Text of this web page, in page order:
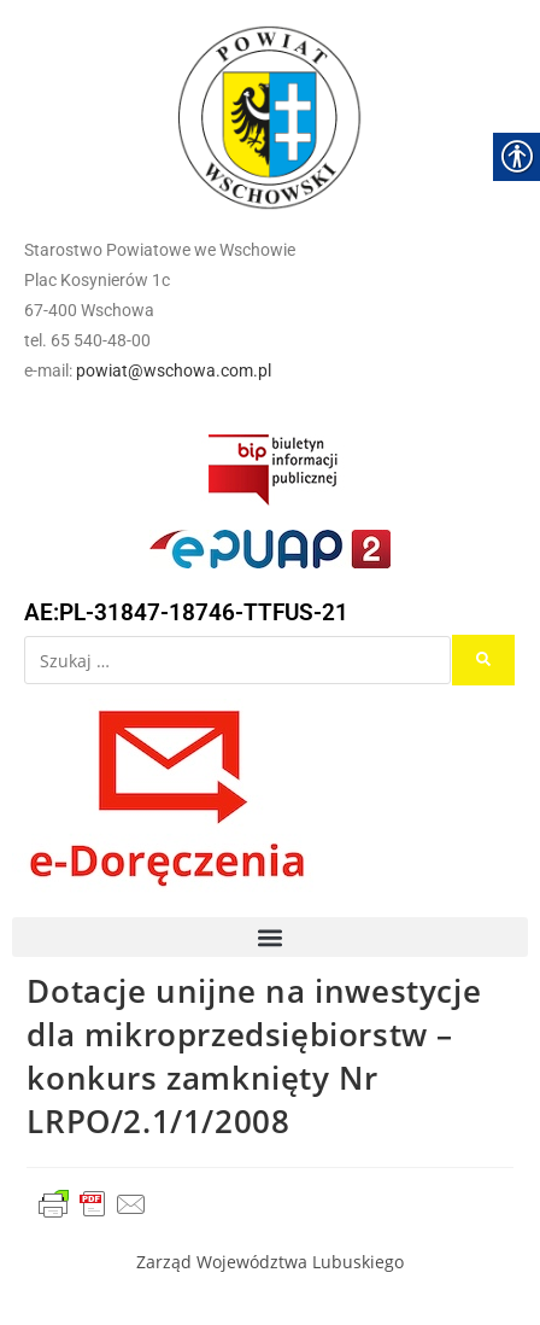
Starostwo Powiatowe we Wschowie
Plac Kosynierów 1c
67-400 Wschowa
tel. 65 540-48-00
e-mail: powiat@wschowa.com.pl
AE:PL-31847-18746-TTFUS-21
Dotacje unijne na inwestycje
dla mikroprzedsiębiorstw –
konkurs zamknięty Nr
LRPO/2.1/1/2008
Zarząd Województwa Lubuskiego